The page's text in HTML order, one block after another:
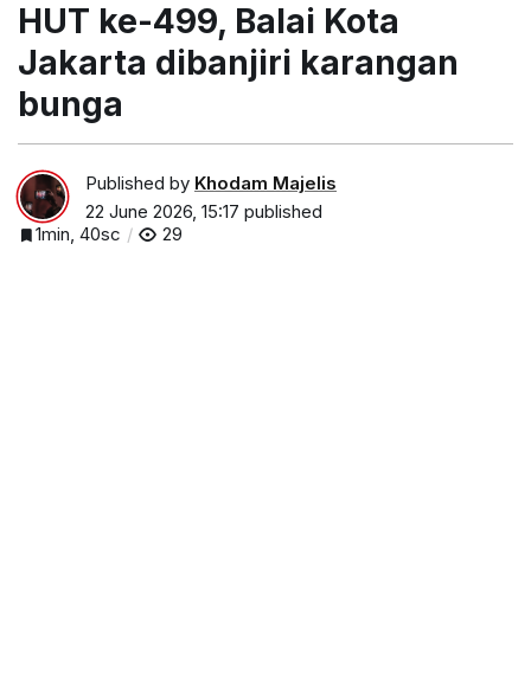
bunga
HUT ke-499, Balai Kota
Jakarta dibanjiri karangan
bunga
Published by Khodam Majelis
22 June 2026, 15:17 published
1min, 40sc
29